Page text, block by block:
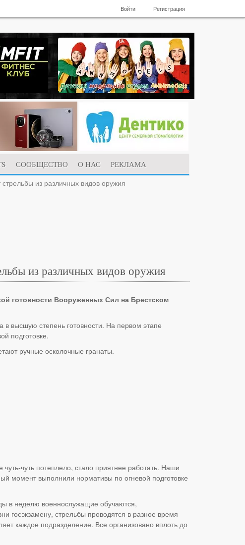
Войти Регистрация
СООБЩЕСТВО О НАС
РЕКЛАМА
из различных видов оружия
из различных видов оружия
готовности Вооруженных Сил на Брестском
высшую степень готовности. На первом этапе
подготовке.
ручные осколочные гранаты.
чуть потеплело, стало приятнее работать. Наши
момент выполнили нормативы по огневой подготовке
в неделю военнослужащие обучаются,
госэкзамену, стрельбы проводятся в разное время
каждое подразделение. Все организовано вплоть до